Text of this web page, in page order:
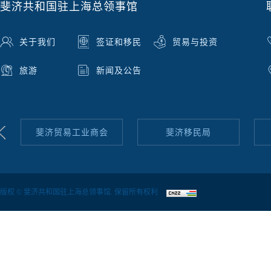
斐济共和国驻上海总领事馆
关于我们 签证和移民 贸易与投资
旅游 新闻及公告
斐济贸易工业商会 斐济移民局
版权 © 斐济共和国驻上海总领事馆. 保留所有权利